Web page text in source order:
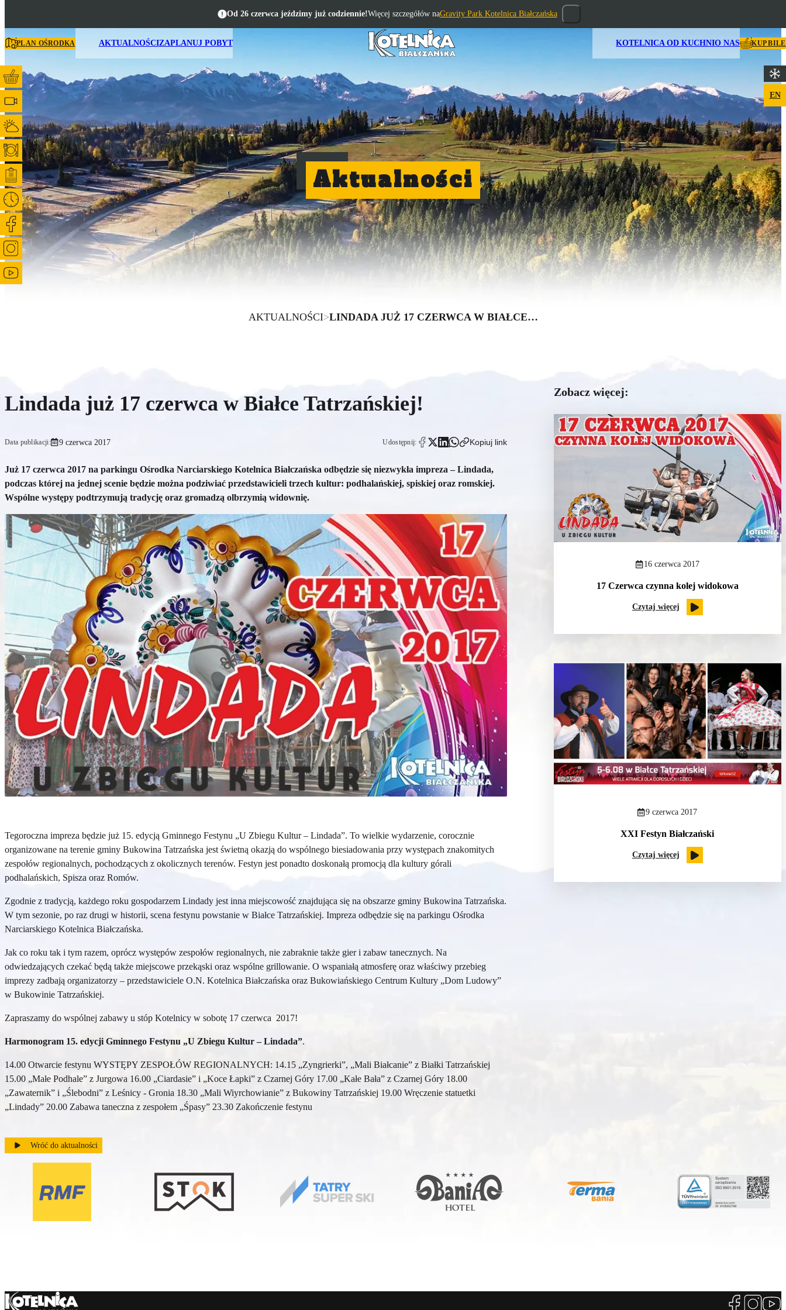
Od 26 czerwca jeździmy już codziennie!Więcej szczegółów naGravity Park Kotelnica Białczańska
PLAN OŚRODKA AKTUALNOŚCIZAPLANUJ POBYT KOTELNICA OD KUCHNIO NAS KUP
EN
Aktualności
AKTUALNOŚCI>LINDADA JUŻ 17 CZERWCA W BIAŁCE…
Lindada już 17 czerwca w Białce Tatrzańskiej!
Data publikacji: 9 czerwca 2017 Udostępnij: Kopiuj link
Już 17 czerwca 2017 na parkingu Ośrodka Narciarskiego Kotelnica Białczańska odbędzie się niezwykła impreza – Lindada,
podczas której na jednej scenie będzie można podziwiać przedstawicieli trzech kultur: podhalańskiej, spiskiej oraz romskiej.
Wspólne występy podtrzymują tradycję oraz gromadzą olbrzymią widownię.
Tegoroczna impreza będzie już 15. edycją Gminnego Festynu „U Zbiegu Kultur – Lindada”. To wielkie wydarzenie, corocznie
organizowane na terenie gminy Bukowina Tatrzańska jest świetną okazją do wspólnego biesiadowania przy występach znakomitych
zespołów regionalnych, pochodzących z okolicznych terenów. Festyn jest ponadto doskonałą promocją dla kultury górali
podhalańskich, Spisza oraz Romów.
Zgodnie z tradycją, każdego roku gospodarzem Lindady jest inna miejscowość znajdująca się na obszarze gminy Bukowina Tatrzańska.
W tym sezonie, po raz drugi w historii, scena festynu powstanie w Białce Tatrzańskiej. Impreza odbędzie się na parkingu Ośrodka
Narciarskiego Kotelnica Białczańska.
Jak co roku tak i tym razem, oprócz występów zespołów regionalnych, nie zabraknie także gier i zabaw tanecznych. Na
odwiedzających czekać będą także miejscowe przekąski oraz wspólne grillowanie. O wspaniałą atmosferę oraz właściwy przebieg
imprezy zadbają organizatorzy – przedstawiciele O.N. Kotelnica Białczańska oraz Bukowiańskiego Centrum Kultury „Dom Ludowy”
w Bukowinie Tatrzańskiej.
Zapraszamy do wspólnej zabawy u stóp Kotelnicy w sobotę 17 czerwca 2017!
Harmonogram 15. edycji Gminnego Festynu „U Zbiegu Kultur – Lindada”.
14.00 Otwarcie festynu WYSTĘPY ZESPOŁÓW REGIONALNYCH: 14.15 „Zyngrierki”, „Mali Białcanie” z Białki Tatrzańskiej
15.00 „Małe Podhale” z Jurgowa 16.00 „Ciardasie” i „Koce Łapki” z Czarnej Góry 17.00 „Kałe Bała” z Czarnej Góry 18.00
„Zawaternik” i „Ślebodni” z Leśnicy - Gronia 18.30 „Mali Wiyrchowianie” z Bukowiny Tatrzańskiej 19.00 Wręczenie statuetki
„Lindady” 20.00 Zabawa taneczna z zespołem „Śpasy” 23.30 Zakończenie festynu
Wróć do aktualności
Zobacz więcej:
16 czerwca 2017
17 Czerwca czynna kolej widokowa
Czytaj więcej
9 czerwca 2017
XXI Festyn Białczański
Czytaj więcej